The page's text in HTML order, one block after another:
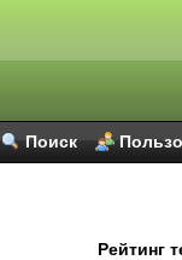
Поиск
Рейтинг